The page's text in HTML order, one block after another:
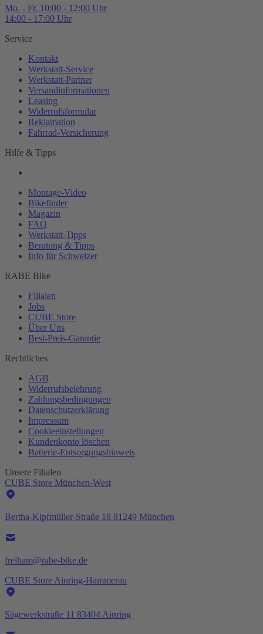
Mo. - Fr. 10:00 - 12:00 Uhr
14:00 - 17:00 Uhr
Service
Kontakt
Werkstatt-Service
Werkstatt-Partner
Versandinformationen
Leasing
Widerrufsformular
Reklamation
Fahrrad-Versicherung
Hilfe & Tipps
Montage-Video
Bikefinder
Magazin
FAQ
Werkstatt-Tipps
Beratung & Tipps
Info für Schweizer
RABE Bike
Filialen
Jobs
CUBE Store
Über Uns
Best-Preis-Garantie
Rechtliches
AGB
Widerrufsbelehrung
Zahlungsbedingungen
Datenschutzerklärung
Impressum
Cookieeinstellungen
Kundenkonto löschen
Batterie-Entsorgungshinweis
Unsere Filialen
CUBE Store München-West
Bertha-Kipfmüller-Straße 18 81249 München
freiham@rabe-bike.de
CUBE Store Ainring-Hammerau
Sägewerkstraße 11 83404 Ainring